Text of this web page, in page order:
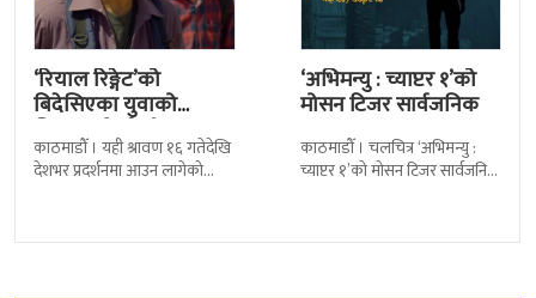
‘रियाल रिङ्गेट’को
बिदेसिएका युवाको
चित्कार बोल्ने गीत ‘आमा’
सार्वजनिक
काठमाडौँ । यही श्रावण १६ गतेदेखि
देशभर प्रदर्शनमा आउन लागेको
‘अभिमन्यु : च्याप्टर १’को
मोसन टिजर सार्वजनिक
काठमाडौँ । चलचित्र ‘अभिमन्यु :
च्याप्टर १’को मोसन टिजर सार्वजनिक